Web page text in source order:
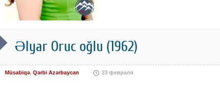
Əlyar Oruc oğlu (1962)
Müsabiqə, Qərbi Azərbaycan 23 февраля